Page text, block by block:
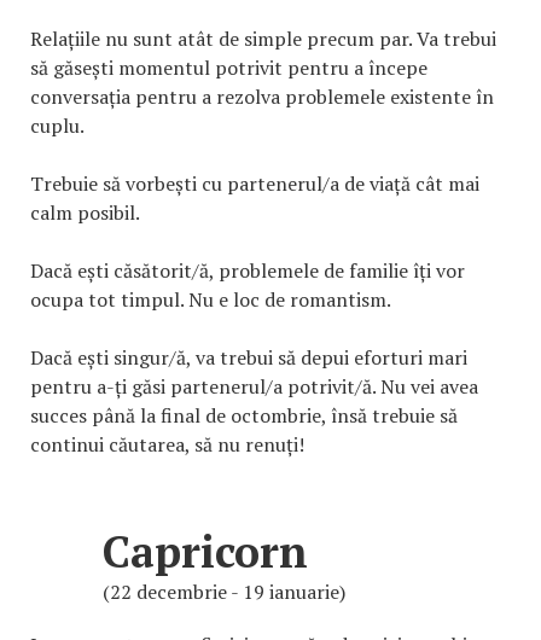
Relațiile nu sunt atât de simple precum par. Va trebui
să găsești momentul potrivit pentru a începe
conversația pentru a rezolva problemele existente în
cuplu.
Trebuie să vorbești cu partenerul/a de viață cât mai
calm posibil.
Dacă ești căsătorit/ă, problemele de familie îți vor
ocupa tot timpul. Nu e loc de romantism.
Dacă ești singur/ă, va trebui să depui eforturi mari
pentru a-ți găsi partenerul/a potrivit/ă. Nu vei avea
succes până la final de octombrie, însă trebuie să
continui căutarea, să nu renuți!
Capricorn
(22 decembrie - 19 ianuarie)